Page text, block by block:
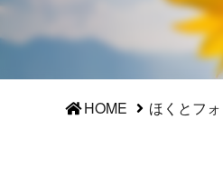
HOME ほくとフ